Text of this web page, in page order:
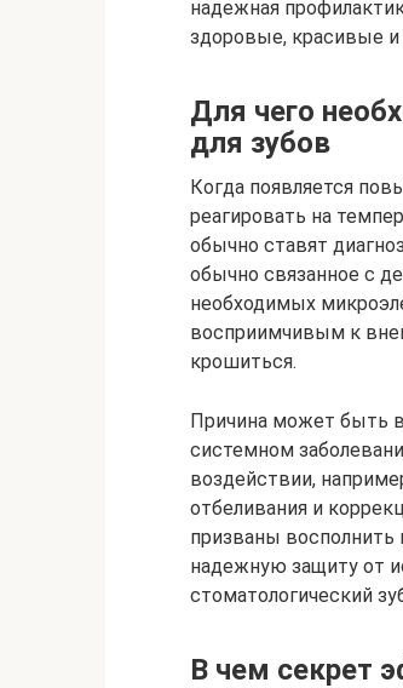
надежная
здоровые, красивые и
Для чего
для зубов​
Когда появляется
реагировать на
обычно ставят
обычно связанное с
необходимых
восприимчивым к
крошиться.
Причина может быть
системном
воздействии,
отбеливания и
призваны восполнить
надежную защиту от
стоматологический
В чем секрет